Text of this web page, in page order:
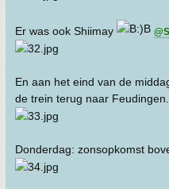
Er was ook Shiimay
En aan het eind van de
de trein terug naar Feudingen.
Donderdag: zonsopkomst